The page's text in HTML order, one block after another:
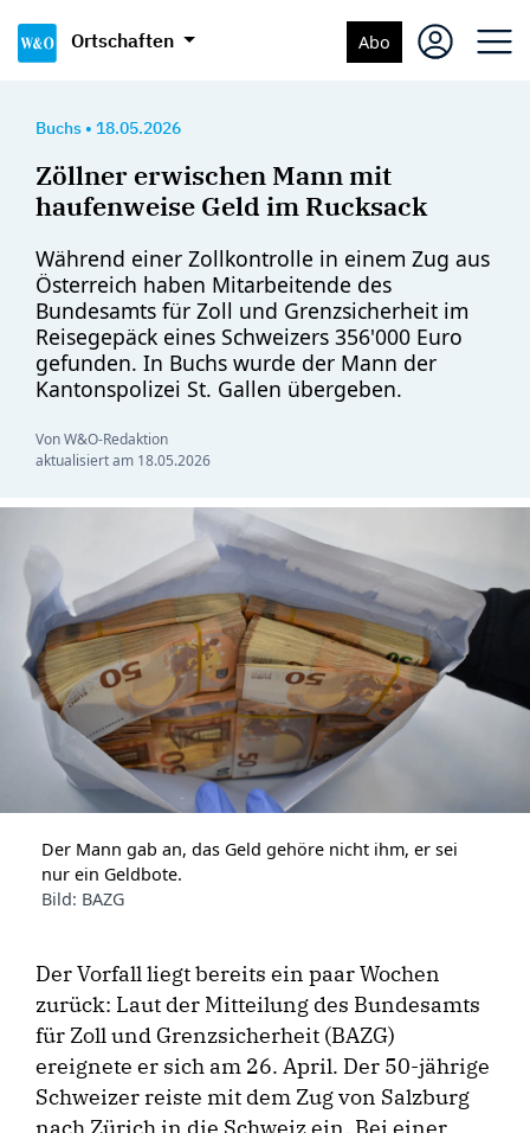
Ortschaften Abo
Buchs • 18.05.2026
Zöllner erwischen Mann mit
haufenweise Geld im Rucksack
Während einer Zollkontrolle in einem Zug aus
Österreich haben Mitarbeitende des
Bundesamts für Zoll und Grenzsicherheit im
Reisegepäck eines Schweizers 356'000 Euro
gefunden. In Buchs wurde der Mann der
Kantonspolizei St. Gallen übergeben.
Von W&O-Redaktion
aktualisiert am 18.05.2026
Der Mann gab an, das Geld gehöre nicht ihm, er sei
nur ein Geldbote.
Bild: BAZG
Der Vorfall liegt bereits ein paar Wochen
zurück: Laut der Mitteilung des Bundesamts
für Zoll und Grenzsicherheit (BAZG)
ereignete er sich am 26. April. Der 50-jährige
Schweizer reiste mit dem Zug von Salzburg